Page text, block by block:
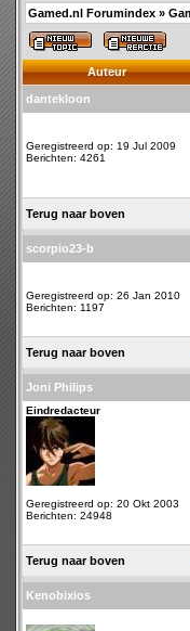
Gamed.nl Forumindex »
Auteur
dantekloon
Geregistreerd op: 19 Jul 2009
Berichten: 4261
Terug naar boven
scorpio23-b
Geregistreerd op: 26 Jan 2010
Berichten: 1197
Terug naar boven
Joni Philips
Eindredacteur
Geregistreerd op: 20 Okt 2003
Berichten: 24948
Terug naar boven
Kenobixios